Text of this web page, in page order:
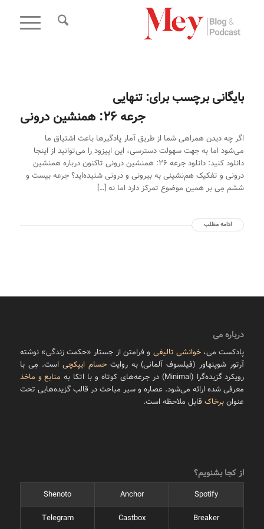
بایگانی برچسب برای:تنهایی
جرعه 26: همنشین درونی
اگر چه دیدن همراهی شما از طریق آمار پادگیر‌ها باعث اشتیاق ما
می‌شود اما به جهت سهولت دسترسی، این اپیزود را می‌توانید از اینجا
دانلود کنید: دانلود جرعه 26: همنشین درونی تاکنون درباره همنشین
درونی و تفکیک هم‌نشینی به بیرونی و درونی شنیده‌اید؟ جرعه بیست و
ششم مِی بر همین موضوع تمرکز دارد اما نه […]
ادامه مطلب
درباره می
پادکست می،خوانشی تالیفی و فرامتن از جستار «حکمت زندگی» نوشته
آرتور شوپنهاور (فیلسوف آلمانی) به روایتحسام ایپکچی است. مِی با
رویکرد گزیده‌گرا (Minimal) در جرعه‌های کوتاه و با اتکا به
منابع و ماخذ
معرفی شده ارائه می‌شود. عصاره و سیر مباحث در قالب گزیده‌هایی تحت
عنوانبرخاکقابل ملاحظه است.
از کجا بشنویم؟
Spotify
Anchor
Shenoto
Breaker
Castbox
Telegram